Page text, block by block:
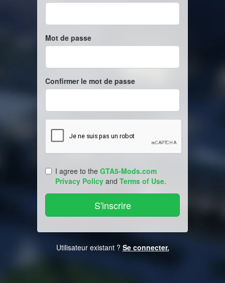
Mot de passe
Confirmer le mot de passe
I agree to the GTA5-Mods.com
Privacy Policy and Terms of Use.
Utilisateur existant ? Se connecter.